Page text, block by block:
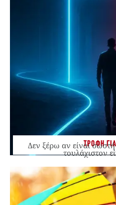
ΤΡΟΦΗ
Δεν ξέρω αν είναι
τουλάχιστον